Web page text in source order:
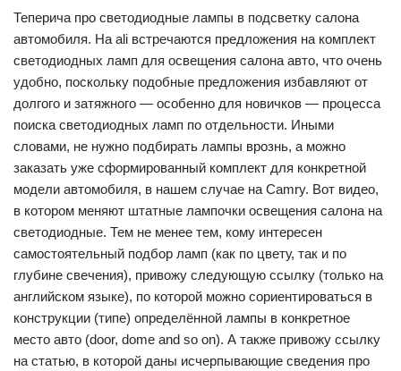
Теперича про светодиодные лампы в подсветку салона
автомобиля. На ali встречаются предложения на комплект
светодиодных ламп для освещения салона авто, что очень
удобно, поскольку подобные предложения избавляют от
долгого и затяжного — особенно для новичков — процесса
поиска светодиодных ламп по отдельности. Иными
словами, не нужно подбирать лампы врознь, а можно
заказать уже сформированный комплект для конкретной
модели автомобиля, в нашем случае на Camry. Вот видео,
в котором меняют штатные лампочки освещения салона на
светодиодные. Тем не менее тем, кому интересен
самостоятельный подбор ламп (как по цвету, так и по
глубине свечения), привожу следующую ссылку (только на
английском языке), по которой можно сориентироваться в
конструкции (типе) определённой лампы в конкретное
место авто (door, dome and so on). А также привожу ссылку
на статью, в которой даны исчерпывающие сведения про